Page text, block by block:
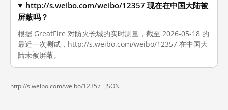
http://s.weibo.com/weibo/12357 现在在中国大陆被
屏蔽吗？
根据 GreatFire 对防火长城的实时测量，截至 2026-05-18 的
最近一次测试，http://s.weibo.com/weibo/12357 在中国大
陆未被屏蔽。
http://s.weibo.com/weibo/12357 · JSON